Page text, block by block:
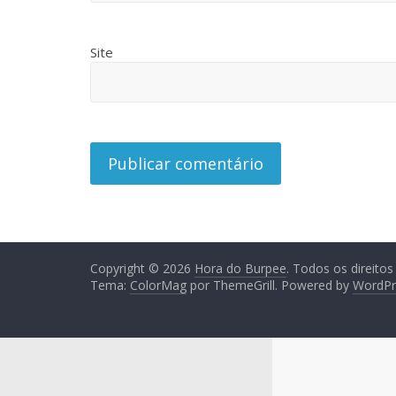
Site
Copyright © 2026 Hora do Burpee. Todos os
Tema: ColorMag por ThemeGrill. Powered by